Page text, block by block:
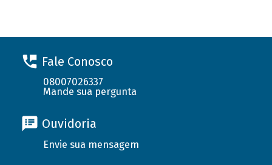
Fale Conosco
08007026337
Mande sua pergunta
Ouvidoria
Envie sua mensagem